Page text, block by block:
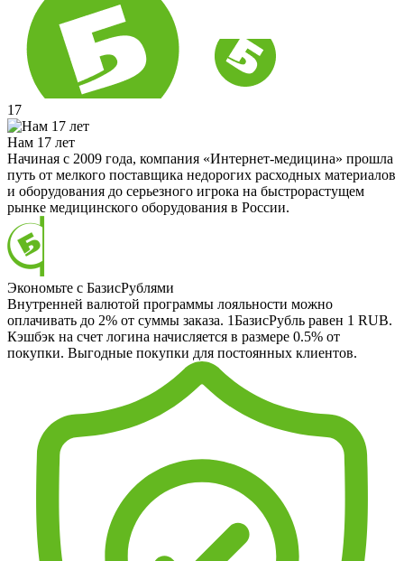
17
Нам 17 лет
Начиная с 2009 года, компания «Интернет-медицина» прошла
путь от мелкого поставщика недорогих расходных материалов
и оборудования до серьезного игрока на быстрорастущем
рынке медицинского оборудования в России.
Экономьте с БазисРублями
Внутренней валютой программы лояльности можно
оплачивать до 2% от суммы заказа. 1БазисРубль равен 1 RUB.
Кэшбэк на счет логина начисляется в размере 0.5% от
покупки. Выгодные покупки для постоянных клиентов.